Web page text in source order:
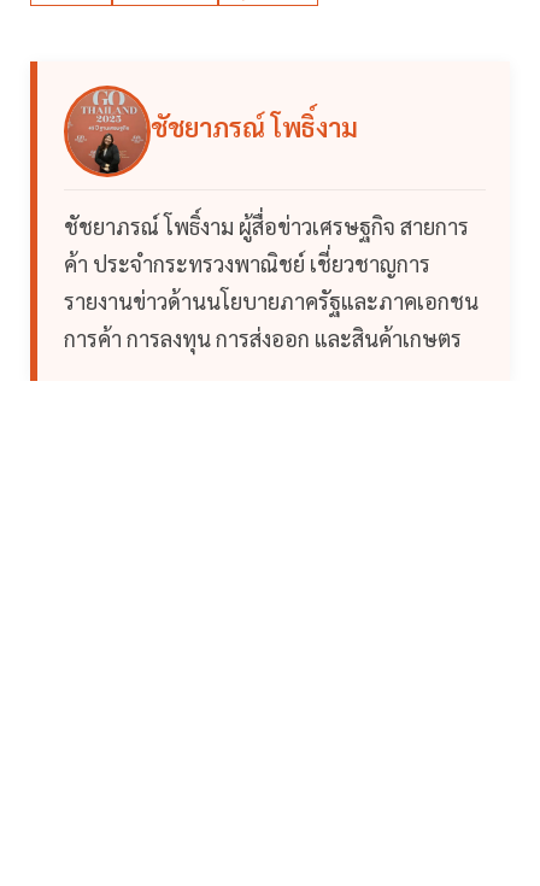
ชัชยาภรณ์ โพธิ์งาม
ชัชยาภรณ์ โพธิ์งาม ผู้สื่อข่าวเศรษฐกิจ สายการ
ค้า ประจำกระทรวงพาณิชย์ เชี่ยวชาญการ
รายงานข่าวด้านนโยบายภาครัฐและภาคเอกชน
การค้า การลงทุน การส่งออก และสินค้าเกษตร